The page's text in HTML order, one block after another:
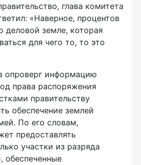
глава комитета
«Наверное, процентов
деловой земле, которая
для чего то, то это
опроверг информацию
права распоряжения
правительству
обеспечение землей
По его словам,
предоставлять
участки из разряда
обеспеченные